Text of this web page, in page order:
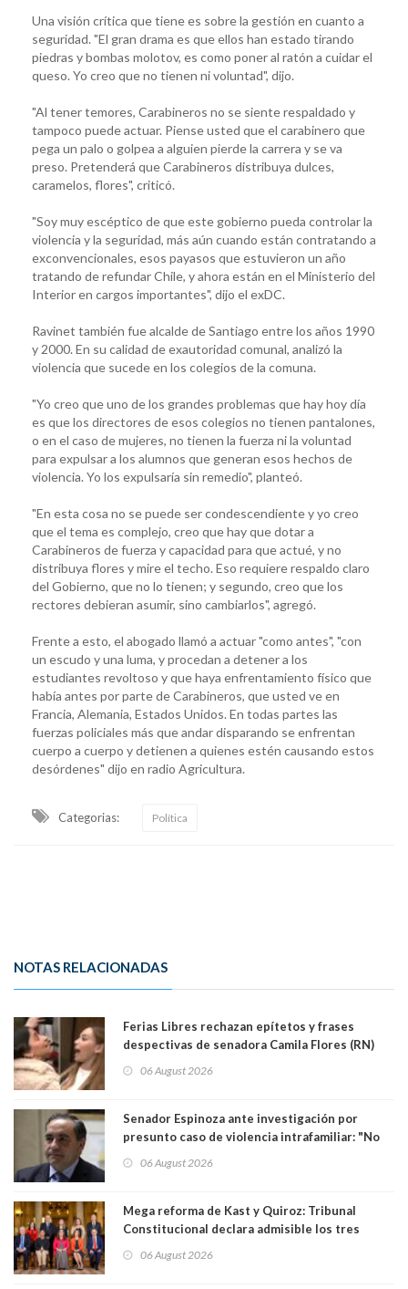
Una visión crítica que tiene es sobre la gestión en cuanto a
seguridad. "El gran drama es que ellos han estado tirando
piedras y bombas molotov, es como poner al ratón a cuidar el
queso. Yo creo que no tienen ni voluntad", dijo.
"Al tener temores, Carabineros no se siente respaldado y
tampoco puede actuar. Piense usted que el carabinero que
pega un palo o golpea a alguien pierde la carrera y se va
preso. Pretenderá que Carabineros distribuya dulces,
caramelos, flores", criticó.
"Soy muy escéptico de que este gobierno pueda controlar la
violencia y la seguridad, más aún cuando están contratando a
exconvencionales, esos payasos que estuvieron un año
tratando de refundar Chile, y ahora están en el Ministerio del
Interior en cargos importantes", dijo el exDC.
Ravinet también fue alcalde de Santiago entre los años 1990
y 2000. En su calidad de exautoridad comunal, analizó la
violencia que sucede en los colegios de la comuna.
"Yo creo que uno de los grandes problemas que hay hoy día
es que los directores de esos colegios no tienen pantalones,
o en el caso de mujeres, no tienen la fuerza ni la voluntad
para expulsar a los alumnos que generan esos hechos de
violencia. Yo los expulsaría sin remedio", planteó.
"En esta cosa no se puede ser condescendiente y yo creo
que el tema es complejo, creo que hay que dotar a
Carabineros de fuerza y capacidad para que actué, y no
distribuya flores y mire el techo. Eso requiere respaldo claro
del Gobierno, que no lo tienen; y segundo, creo que los
rectores debieran asumir, sino cambiarlos", agregó.
Frente a esto, el abogado llamó a actuar "como antes", "con
un escudo y una luma, y procedan a detener a los
estudiantes revoltoso y que haya enfrentamiento físico que
había antes por parte de Carabineros, que usted ve en
Francia, Alemania, Estados Unidos. En todas partes las
fuerzas policiales más que andar disparando se enfrentan
cuerpo a cuerpo y detienen a quienes estén causando estos
desórdenes" dijo en radio Agricultura.
Categorias: Política
NOTAS RELACIONADAS
Ferias Libres rechazan epítetos y frases
despectivas de senadora Camila Flores (RN)
06 August 2026
Senador Espinoza ante investigación por
presunto caso de violencia intrafamiliar: "No
antecedentes a Tribunal Supremo
06 August 2026
Mega reforma de Kast y Quiroz: Tribunal
Constitucional declara admisible los tres
06 August 2026